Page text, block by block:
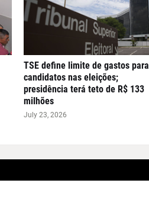
TSE define limite de gastos para
candidatos nas eleições;
presidência terá teto de R$ 133
milhões
July 23, 2026